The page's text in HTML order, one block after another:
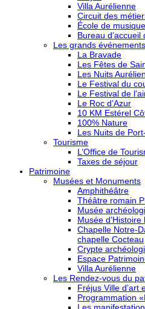
Villa Aurélienne
Circuit des
École de
Bureau
Les grands événements
La Bravade
Les Fêtes de
Les Nuits
Le Festival du
Le Festival de
Le Roc d’Azur
10 KM Estérel
100% Nature
Les Nuits de
Tourisme
L’Office de
Taxes de séjour
Patrimoine
Musées et Monuments
Amphithéâtre
Théâtre romain
Musée
Musée d’Histoire
Chapelle Notre-
chapelle Cocteau
Crypte
Espace
Villa Aurélienne
Les Rendez-vous du
Fréjus Ville d’art
Programmation